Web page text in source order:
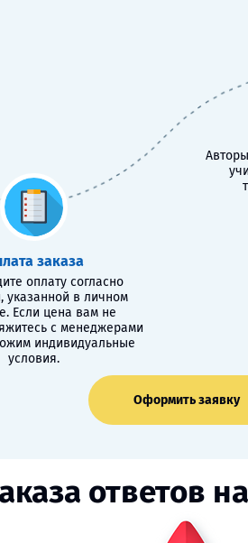
заказа
оплату согласно
указанной в личном
Если цена вам не
с менеджерами
индивидуальные
условия.
Оформить заявку
ответов